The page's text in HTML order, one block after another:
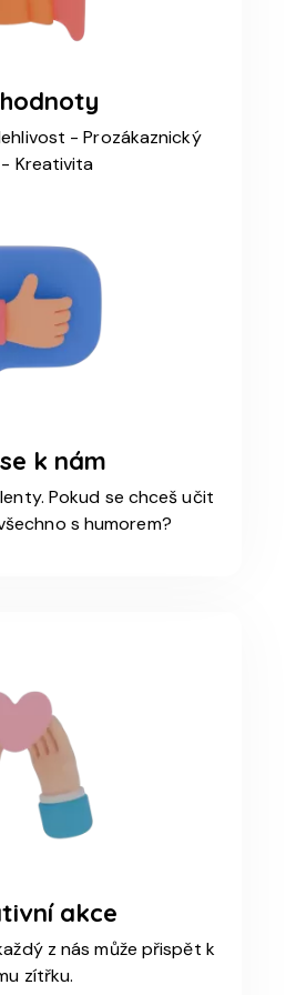
- Prozákaznický
Kreativita
k nám
Pokud se chceš učit
s humorem?
akce
z nás může přispět k
zítřku.